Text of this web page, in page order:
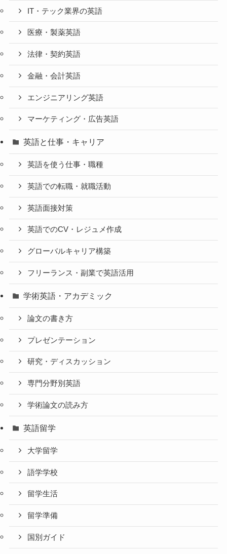
IT・テック業界の英語
医療・製薬英語
法律・契約英語
金融・会計英語
エンジニアリング英語
マーケティング・広告英語
英語と仕事・キャリア
英語を使う仕事・職種
英語での転職・就職活動
英語面接対策
英語でのCV・レジュメ作成
グローバルキャリア構築
フリーランス・副業で英語活用
学術英語・アカデミック
論文の書き方
プレゼンテーション
研究・ディスカッション
専門分野別英語
学術論文の読み方
英語留学
大学留学
語学学校
留学生活
留学準備
国別ガイド